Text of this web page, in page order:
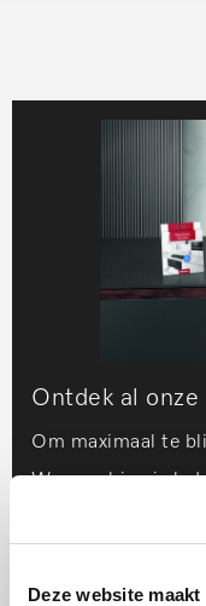
Deze website
Ontdek al
Om maximaal te
Wasmachine is
onderhouden. Dit